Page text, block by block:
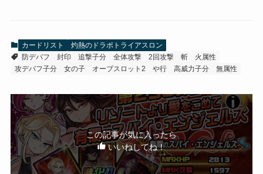
カードリスト
灼熱のドラポトライアスロン
防デバフ
封印 追撃子分 全体攻撃 2回攻撃 斬
火属性
攻デバフ子分
女の子 オーブスロット2 や行 高威力子分 無属性
この記事が気に入ったら
いいねしてね！